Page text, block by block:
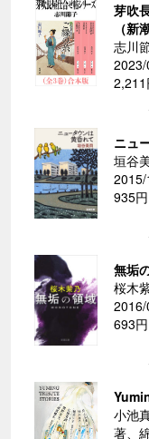
芽吹
（新
志川
2,211
ニュ
垣谷
935円
無垢
桜木
693円
小池
著、